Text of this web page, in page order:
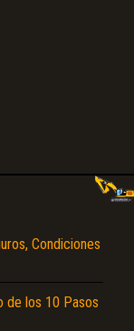
Condiciones
de los 10 Pasos